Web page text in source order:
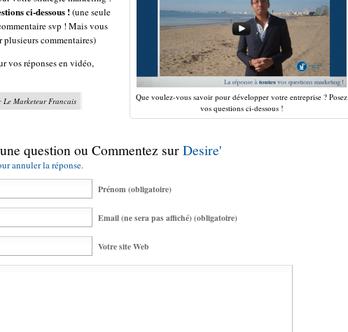
Que voulez-vous savoir pour développer votre entreprise ? Posez
vos questions ci-dessous !
ci-dessous !(une seule
svp ! Mais vous
plusieurs commentaires)
vos réponses en vidéo,
Le Marketeur Francais
question ou Commentez surDesire'
annuler la réponse.
Prénom (obligatoire)
Email (ne sera pas affiché) (obligatoire)
Votre site Web